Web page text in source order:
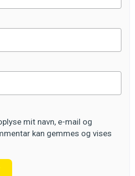
mit navn, e-mail og
kan gemmes og vises